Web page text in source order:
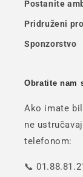
Postanite
Pridruženi
Sponzorstvo
Obratite nam
Ako imate
ne
telefonom:
📞